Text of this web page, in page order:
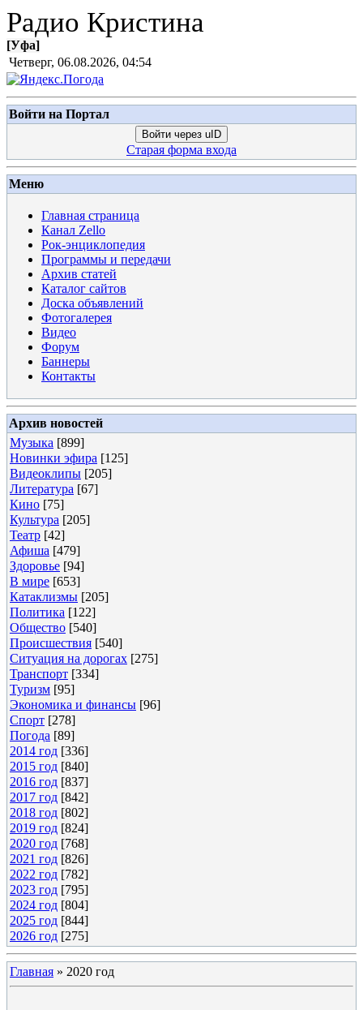
Радио Кристина
[Уфа]
Четверг, 06.08.2026, 04:54
Войти на Портал
Войти через uID
Старая форма входа
Меню
Главная страница
Канал Zello
Рок-энциклопедия
Программы и передачи
Архив статей
Каталог сайтов
Доска объявлений
Фотогалерея
Видео
Форум
Баннеры
Контакты
Архив новостей
Музыка [899]
Новинки эфира [125]
Видеоклипы [205]
Литература [67]
Кино [75]
Культура [205]
Театр [42]
Афиша [479]
Здоровье [94]
В мире [653]
Катаклизмы [205]
Политика [122]
Общество [540]
Происшествия [540]
Ситуация на дорогах [275]
Транспорт [334]
Туризм [95]
Экономика и финансы [96]
Спорт [278]
Погода [89]
2014 год [336]
2015 год [840]
2016 год [837]
2017 год [842]
2018 год [802]
2019 год [824]
2020 год [768]
2021 год [826]
2022 год [782]
2023 год [795]
2024 год [804]
2025 год [844]
2026 год [275]
Главная » 2020 год